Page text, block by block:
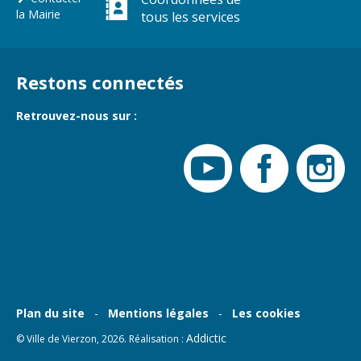
Gare de Vierzon
Marchés
Urbanisme et
la Mairie
tous les services
Restons connectés
Retrouvez-nous sur :
Plan du site Mentions légales Les cookies
© Ville de Vierzon, 2026. Réalisation : Addictic